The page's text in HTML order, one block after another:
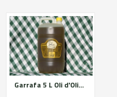
Garrafa 5 L Oli d'Oliva Verge Extra